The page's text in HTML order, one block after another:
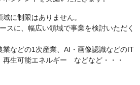
に制限はありません。
スに、幅広い領域で事業を検討いただく
業などの1次産業、AI・画像認識などのIT
再生可能エネルギー などなど・・・